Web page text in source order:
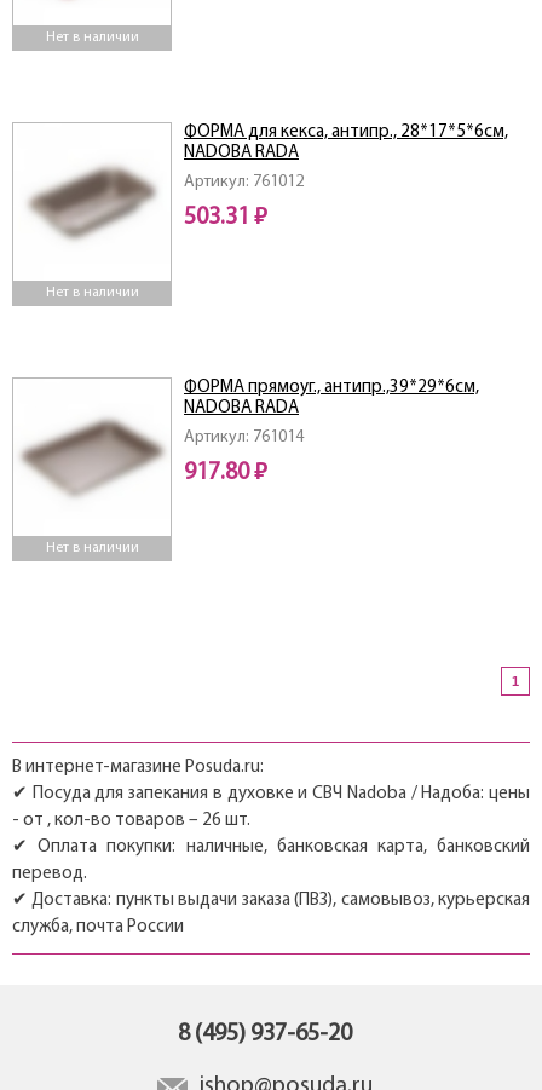
Нет в наличии
Нет в наличии
Артикул: 761012
ФОРМА для кекса, антипр., 28*17*5*6см,
NADOBA RADA
503.31 ₽
Нет в наличии
Артикул: 761014
ФОРМА прямоуг., антипр.,39*29*6см,
NADOBA RADA
917.80 ₽
1
В интернет-магазине Posuda.ru:
✔ Посуда для запекания в духовке и СВЧ Nadoba / Надоба: цены
- от , кол-во товаров – 26 шт.
✔ Оплата покупки: наличные, банковская карта, банковский
перевод.
✔ Доставка: пункты выдачи заказа (ПВЗ), самовывоз, курьерская
служба, почта России
8 (495) 937-65-20